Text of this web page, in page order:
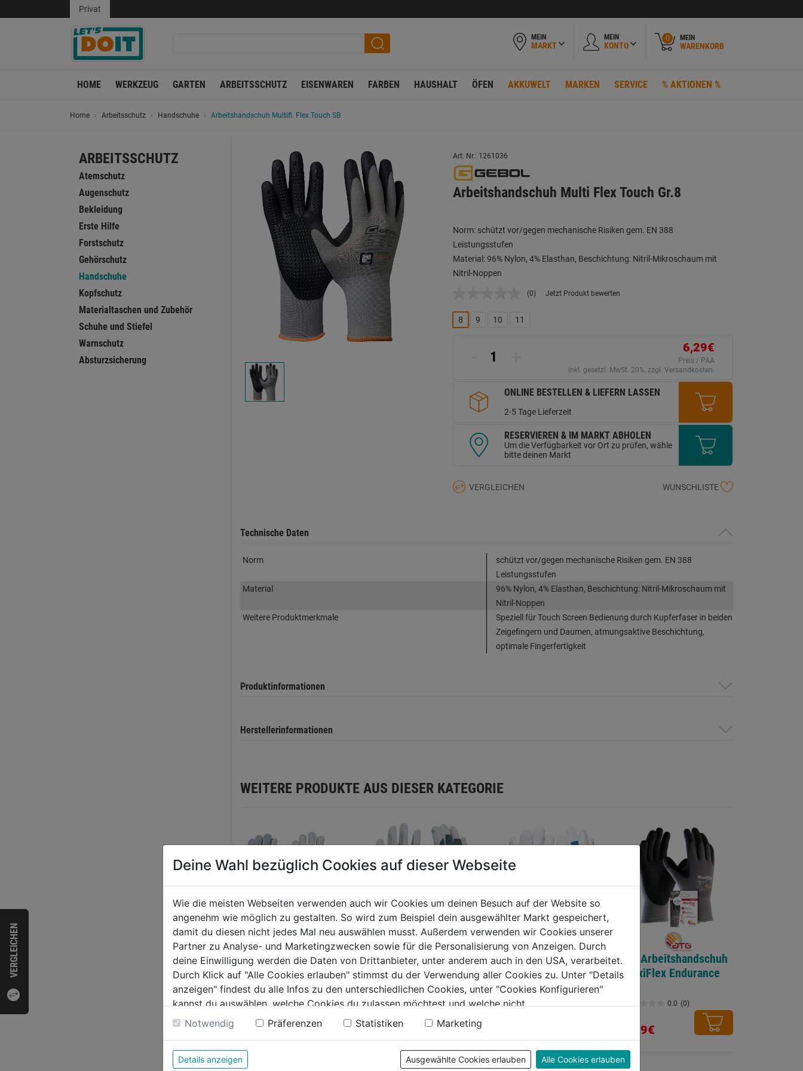
VERGLEICHEN
Privat
MEIN
MARKT
MEIN
KONTO
0 MEIN
WARENKORB
HOME WERKZEUG GARTEN ARBEITSSCHUTZ EISENWAREN FARBEN HAUSHALT ÖFEN AKKUWELT MARKEN SERVICE % AKTIONEN %
Home Arbeitsschutz Handschuhe Arbeitshandschuh Multifl. Flex Touch SB
ARBEITSSCHUTZ
Atemschutz
Augenschutz
Bekleidung
Erste Hilfe
Forstschutz
Gehörschutz
Handschuhe
Kopfschutz
Materialtaschen und Zubehör
Schuhe und Stiefel
Warnschutz
Absturzsicherung
Art. Nr.: 1261036
Arbeitshandschuh Multi Flex Touch Gr.8
Norm: schützt vor/gegen mechanische Risiken gem. EN 388
Leistungsstufen
Material: 96% Nylon, 4% Elasthan, Beschichtung: Nitril-Mikroschaum mit
Nitril-Noppen
Kein
(0) Jetzt Produkt bewerten
8 9 10 11
6,29€
Preis / PAA
inkl. gesetzl. MwSt. 20%, zzgl. Versandkosten.
ONLINE BESTELLEN & LIEFERN LASSEN
2-5 Tage Lieferzeit
RESERVIEREN & IM MARKT ABHOLEN
Um die Verfügbarkeit vor Ort zu prüfen, wähle
bitte deinen Markt
VERGLEICHEN WUNSCHLISTE
Technische Daten
Norm
schützt vor/gegen mechanische Risiken gem. EN 388
Leistungsstufen
Material
96% Nylon, 4% Elasthan, Beschichtung: Nitril-Mikroschaum mit
Nitril-Noppen
Weitere Produktmerkmale
Speziell für Touch Screen Bedienung durch Kupferfaser in beiden
Zeigefingern und Daumen, atmungsaktive Beschichtung,
optimale Fingerfertigkeit
Produktinformationen
Herstellerinformationen
WEITERE PRODUKTE AUS DIESER KATEGORIE
Schweißerhandschuh
35 cm-15 cm
0.0 (0)
5
Sternen.
6,59€
Arbeitshandschuh Uni
Fit Comfort grau
0.0 (0)
von
5
6,59€
Kinderhandschuh 4-6
Jahre Premium Blue
Junior
5
Sternen.
SB-Arbeitshandschuh
MaxiFlex Endurance
0.0 (0)
5
Sternen.
6,79€
Deine Wahl bezüglich Cookies auf dieser Webseite
Wie die meisten Webseiten verwenden auch wir Cookies um deinen Besuch auf der Website so
angenehm wie möglich zu gestalten. So wird zum Beispiel dein ausgewählter Markt gespeichert,
damit du diesen nicht jedes Mal neu auswählen musst. Außerdem verwenden wir Cookies unserer
Partner zu Analyse- und Marketingzwecken sowie für die Personalisierung von Anzeigen. Durch
deine Einwilligung werden die Daten von Drittanbieter, unter anderem auch in den USA, verarbeitet.
Durch Klick auf "Alle Cookies erlauben" stimmst du der Verwendung aller Cookies zu. Unter "Details
anzeigen" findest du alle Infos zu den unterschiedlichen Cookies, unter "Cookies Konfigurieren"
kannst du auswählen, welche Cookies du zulassen möchtest und welche nicht.
Weitere Informationen findest du in unserer Datenschutzerklärung
Notwendig Präferenzen Statistiken Marketing
Details anzeigen Ausgewählte Cookies erlauben Alle Cookies erlauben